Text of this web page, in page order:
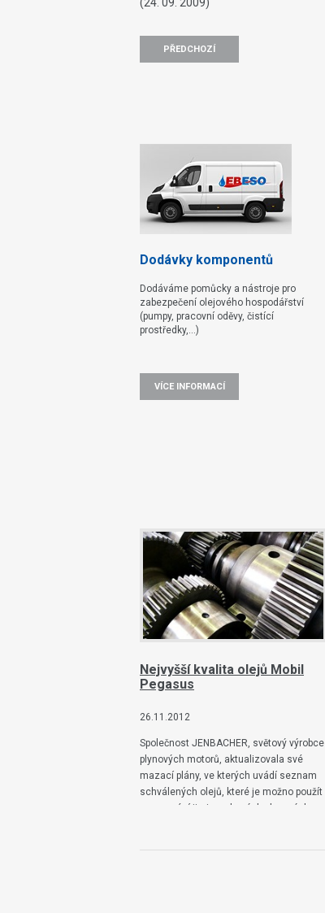
PŘEDCHOZÍ
Dodávky komponentů
Dodáváme pomůcky a nástroje pro
zabezpečení olejového hospodářství
(pumpy, pracovní oděvy, čistící
prostředky,...)
VÍCE INFORMACÍ
Nejvyšší kvalita olejů Mobil
Pegasus
26.11.2012
Společnost JENBACHER, světový výrobce
plynových motorů, aktualizovala své
mazací plány, ve kterých uvádí seznam
schválených olejů, které je možno použít
pro mazání jimi vyrobených plynových